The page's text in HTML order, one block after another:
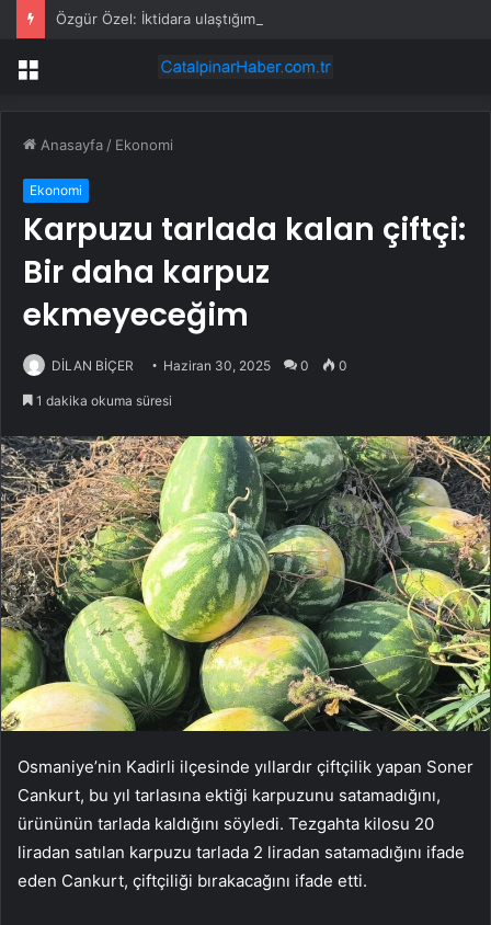
Menü
Anasayfa / Ekonomi
Ekonomi
Karpuzu tarlada kalan çiftçi:
Bir daha karpuz
ekmeyeceğim
DİLAN BİÇER Haziran 30, 2025 0 0
1 dakika okuma süresi
Osmaniye’nin Kadirli ilçesinde yıllardır çiftçilik yapan Soner
Cankurt, bu yıl tarlasına ektiği karpuzunu satamadığını,
ürününün tarlada kaldığını söyledi. Tezgahta kilosu 20
liradan satılan karpuzu tarlada 2 liradan satamadığını ifade
eden Cankurt, çiftçiliği bırakacağını ifade etti.